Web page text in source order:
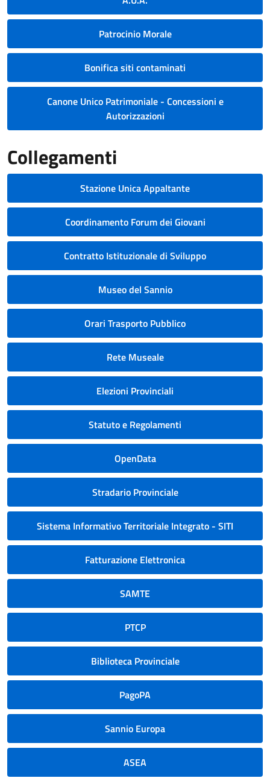
Patrocinio Morale
Bonifica siti contaminati
Canone Unico Patrimoniale - Concessioni e
Autorizzazioni
Collegamenti
Stazione Unica Appaltante
Coordinamento Forum dei Giovani
Contratto Istituzionale di Sviluppo
Museo del Sannio
Orari Trasporto Pubblico
Rete Museale
Elezioni Provinciali
Statuto e Regolamenti
OpenData
Stradario Provinciale
Sistema Informativo Territoriale Integrato - SITI
Fatturazione Elettronica
SAMTE
PTCP
Biblioteca Provinciale
PagoPA
Sannio Europa
ASEA